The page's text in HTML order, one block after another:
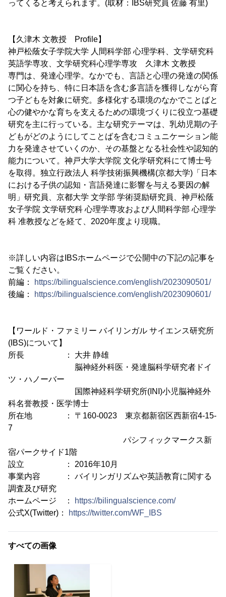
ってくると考えられます。(取材：IBS研究員 佐藤 有里)
【久津木 文教授 Profile】
神戸松蔭女子学院大学 人間科学部 心理学科、文学研究科
英語学専攻、文学研究科心理学専攻 久津木 文教授
専門は、発達心理学。なかでも、言語と心理の発達の関係
に関心を持ち、特に日本語を含む多言語を獲得しながら育
つ子どもを対象に研究。多様化する環境のなかでことばと
心の健やかな育ちを支えるための環境づくりに役立つ基礎
研究を主に行っている。主な研究テーマは、乳幼児期の子
どもがどのようにしてことばを含むコミュニケーション能
力を発達させていくのか、その基盤となる社会性や認知的
能力について。神戸大学大学院 文化学研究科にて博士号
を取得。独立行政法人 科学技術振興機構(京都大学)「日本
における子供の認知・言語発達に影響を与える要因の解
明」研究員、京都大学 文学部 学術奨励研究員、神戸松蔭
女子学院 文学研究科 心理学専攻および人間科学部 心理学
科 准教授などを経て、2020年度より現職。
※詳しい内容はIBSホームページで公開中の下記の記事を
ご覧ください。
前編：
https://bilingualscience.com/english/2023090501/
後編：
https://bilingualscience.com/english/2023090601/
【ワールド・ファミリー バイリンガル サイエンス研究所
(IBS)について】
所長 ： 大井 静雄
脳神経外科医・発達脳科学研究者ドイ
ツ・ハノーバー
国際神経科学研究所(INI)小児脳神経外
科名誉教授・医学博士
所在地 ： 〒160-0023 東京都新宿区西新宿4-15-
7
パシフィックマークス新
宿パークサイド1階
設立 ： 2016年10月
事業内容 ： バイリンガリズムや英語教育に関する
調査及び研究
ホームページ ：
https://bilingualscience.com/
公式X(Twitter)：
https://twitter.com/WF_IBS
すべての画像